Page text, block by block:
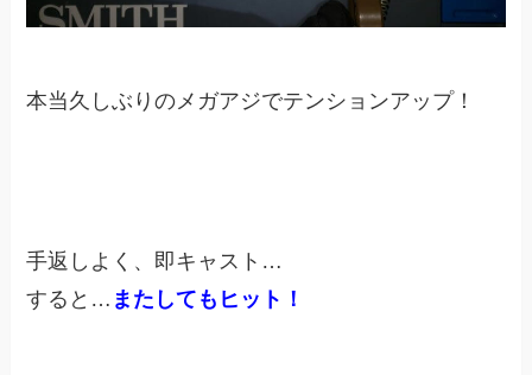
本当久しぶりのメガアジでテンションアップ！
手返しよく、即キャスト…
すると… またしてもヒット！